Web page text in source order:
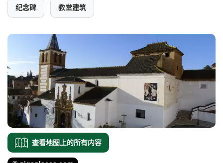
纪念碑 教堂建筑
查看地图上的所有内容